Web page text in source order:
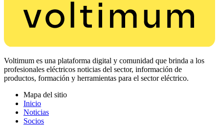
Voltimum es una plataforma digital y comunidad que brinda a los
profesionales eléctricos noticias del sector, información de
productos, formación y herramientas para el sector eléctrico.
Mapa del sitio
Inicio
Noticias
Socios